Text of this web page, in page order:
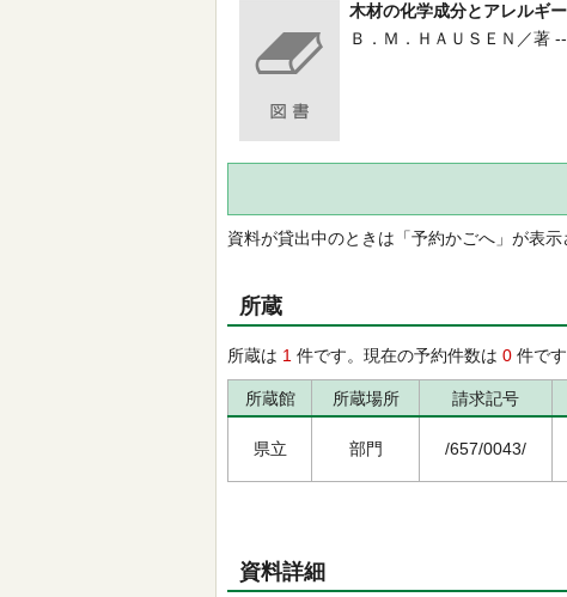
木材の化学成分とアレルギー
Ｂ．Ｍ．ＨＡＵＳＥＮ／著
資料が貸出中のときは「予約かごへ」が表示
所蔵
所蔵は 1 件です。現在の予約件数は 0 件です
所蔵館 所蔵場所 請求記号
県立 部門 /657/0043/
資料詳細